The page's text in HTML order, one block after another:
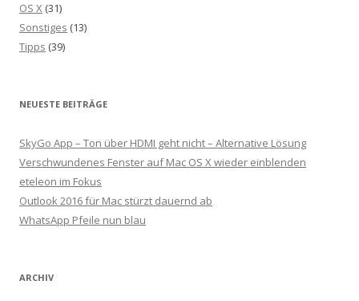
OS X (31)
Sonstiges (13)
Tipps (39)
NEUESTE BEITRÄGE
SkyGo App – Ton über HDMI geht nicht – Alternative Lösung
Verschwundenes Fenster auf Mac OS X wieder einblenden
eteleon im Fokus
Outlook 2016 für Mac stürzt dauernd ab
WhatsApp Pfeile nun blau
ARCHIV